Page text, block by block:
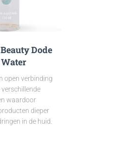
Dode
Water
open verbinding
waardoor
dieper
in de huid.